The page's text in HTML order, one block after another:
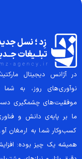
در آژانس دیجیتال
نوآوری‌های روز، به
موفقیت‌های چشمگیری
ما بر پایه‌ی دانش و
کسب‌وکار شما به ارمغان
همیشه یک چیز بوده: